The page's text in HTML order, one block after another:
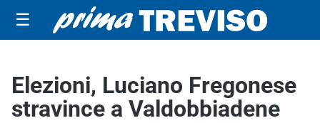
☰
Elezioni, Luciano Fregonese
stravince a Valdobbiadene